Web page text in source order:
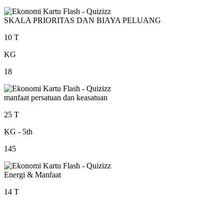
SKALA PRIORITAS DAN BIAYA PELUANG
10 T
KG
18
manfaat persatuan dan keasatuan
25 T
KG - 5th
145
Energi & Manfaat
14 T